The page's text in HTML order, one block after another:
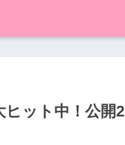
ヒット中！公開2